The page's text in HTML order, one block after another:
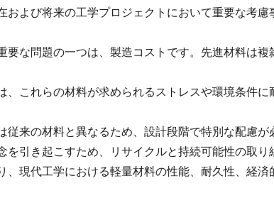
よび将来の工学プロジェクトにおいて重要な考慮
な問題の一つは、製造コストです。先進材料は複
これらの材料が求められるストレスや環境条件に
来の材料と異なるため、設計段階で特別な配慮が
引き起こすため、リサイクルと持続可能性の取り
現代工学における軽量材料の性能、耐久性、経済